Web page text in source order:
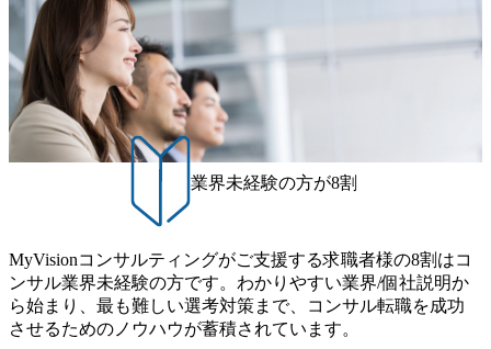
きます。 ● 勤務地 東京都渋谷区渋谷3丁目6-7 渋谷金王タワ
ー 事業所内禁煙(入居する施設に喫煙専用室あり) ・就業規
則により就業時間内の喫煙を全面的に禁止 ・禁煙サポート
制度あり オンライン ● 必須要件 以下いずれかのご経験をお
持ちの方 ・システム・ソフトウェア開発経験3年以上 ・要
件定義～基本設計など上流経験2年以上 ・PMO経験2年以上
● 歓迎要件 ・要件定義から詳細設計までのいずれかの上流
工程の経験 ・サブリーダー以上のマネジメント経験 ・お客
様との折衝経験、交渉経験 ・組織課題に対して主体的に業
務改善に取り組まれたご経験 ・アジャイル/スクラムへの興
で主体的に動ける方 ・年齢にこだわらず、アドバイスを素
直に受け取れる方 ・推進力のある方
こともあるが実態としては経営戦略策定や新規事業立案な
どのトップラインを上げるための戦略案件も多く存在 特に
スポーツ&エンターテイメント領域ではBig4に先んじて注力
し、業界内で大きな存在感を誇る 社員の多様化する生活ス
タイルやライフイベントに対応した働きやすい職場環境を
実現するため、さまざまなサポート制度を導入している 多
文化理解や女性の活躍推進などの取り組み、また、フレッ
クス制度やフリーロケーション制度、フルリモート制度な
どの多様な働き方をサポートする制度が整備されている 202
6年8月23日(日) 9:00～18:00終了 2026年8月12日(水) 16:00 202
6年8月23日(日)にSustainable SCM SU 1day選考会を開催いた
します。 当SUは「GlobalでのSCM構築」や「物流・調達コ
ストの構造改革」といった伝統的なテーマに留まらずクラ
イアントがこれから取組むべき「グリーントランスフォー
ム ※初回プログラム : 8月29日(土)10:00～13:30 2026年8月12
日(水) 16:00 Bain & Company Tokyoでは、「Tokyo Be Bold Pr
ogram (女性候補者向け選考支援プログラム)」を実施いたし
ます。クライアントに斬新なソリューションを提供し、複
雑な経営課題を解決するために、チームのダイバーシティ
は欠かせません。是非、ユニークな視点と高い志を持つ女
性の皆様に多数ご参画頂きたいと考え、プログラムを開催
性はどのように活躍をしているのか」、「ケース面接の経
験がなく対策の仕方が知りたい」などのお声をたくさんい
食事などのカジュアルな交流、実際のプロジェクトのケー
ススタディ、1対1の模擬面接等、複数のセッションを約1か
月の期間に渡り行い、選考にご参加いただきます。コンサ
ルタント未経験の方でも、戦略コンサルタントの具体的な
業界未経験の方が8割
MyVisionコンサルティングがご支援する求職者様の8割はコ
ンサル業界未経験の方です。わかりやすい業界/個社説明か
ら始まり、最も難しい選考対策まで、コンサル転職を成功
させるためのノウハウが蓄積されています。